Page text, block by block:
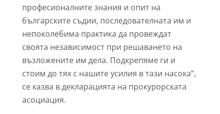
професионалните знания и опит на
българските съдии, последователната им и
непоколебима практика да провеждат
своята независимост при решаването на
възложените им дела. Подкрепяме ги и
стоим до тях с нашите усилия в тази насока”,
се казва в декларацията на прокурорската
асоциация.